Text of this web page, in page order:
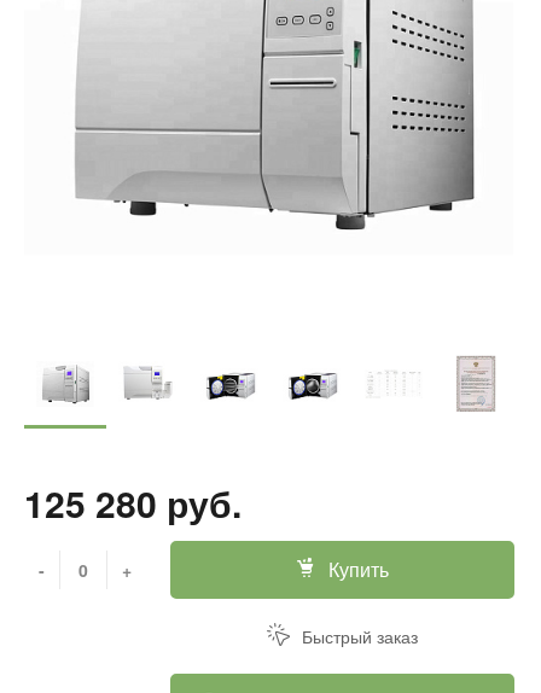
125 280 руб.
- + Купить
Быстрый заказ